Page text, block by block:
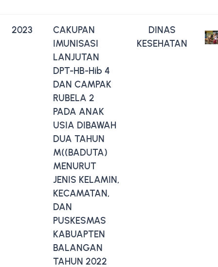
2023
CAKUPAN
IMUNISASI
LANJUTAN
DPT-HB-Hib 4
DAN CAMPAK
RUBELA 2
PADA ANAK
USIA DIBAWAH
DUA TAHUN
M((BADUTA)
MENURUT
JENIS KELAMIN,
KECAMATAN,
DAN
PUSKESMAS
KABUAPTEN
BALANGAN
TAHUN 2022
DINAS
KESEHATAN